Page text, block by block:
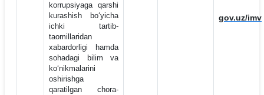
korrupsiyaga qarshi
kurashish bo‘yicha
ichki tartib-
taomillaridan
xabardorligi hamda
sohadagi bilim va
ko‘nikmalarini
oshirishga
qaratilgan chora-
gov.uz/imv